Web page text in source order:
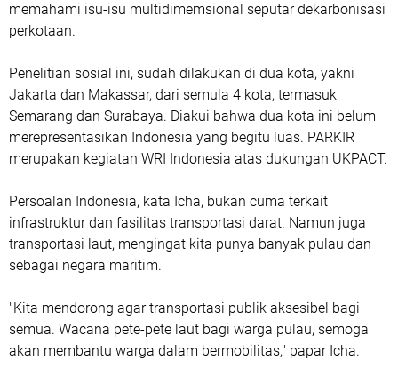
memahami isu-isu multidimemsional seputar dekarbonisasi
perkotaan.
Penelitian sosial ini, sudah dilakukan di dua kota, yakni
Jakarta dan Makassar, dari semula 4 kota, termasuk
Semarang dan Surabaya. Diakui bahwa dua kota ini belum
merepresentasikan Indonesia yang begitu luas. PARKIR
merupakan kegiatan WRI Indonesia atas dukungan UKPACT.
Persoalan Indonesia, kata Icha, bukan cuma terkait
infrastruktur dan fasilitas transportasi darat. Namun juga
transportasi laut, mengingat kita punya banyak pulau dan
sebagai negara maritim.
"Kita mendorong agar transportasi publik aksesibel bagi
semua. Wacana pete-pete laut bagi warga pulau, semoga
akan membantu warga dalam bermobilitas," papar Icha.